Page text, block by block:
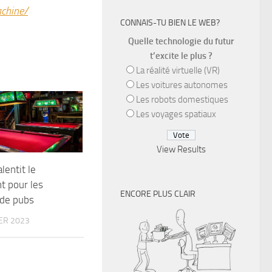
le
pour les
pubs
2023
CONNAIS-TU BIEN LE WEB?
Quelle technologie du futur
t’excite le plus ?
La réalité virtuelle (VR)
Les voitures autonomes
Les robots domestiques
Les voyages spatiaux
View Results
ENCORE PLUS CLAIR